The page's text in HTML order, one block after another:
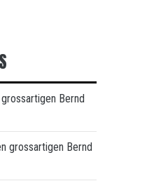
Bernd
grossartigen Bernd